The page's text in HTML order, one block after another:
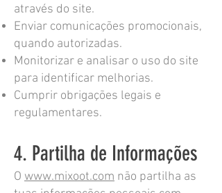
através do site.
Enviar comunicações promocionais,
quando autorizadas.
Monitorizar e analisar o uso do site
para identificar melhorias.
Cumprir obrigações legais e
regulamentares.
4. Partilha de Informações
O www.mixoot.com não partilha as